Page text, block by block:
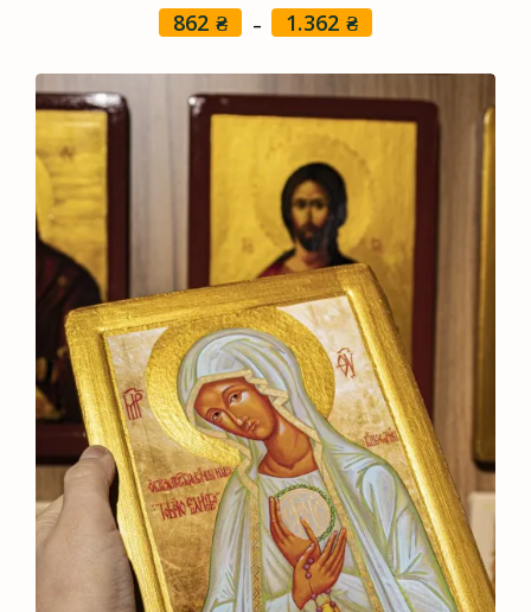
862 ₴ – 1.362 ₴
862 ₴
through
1.362 ₴